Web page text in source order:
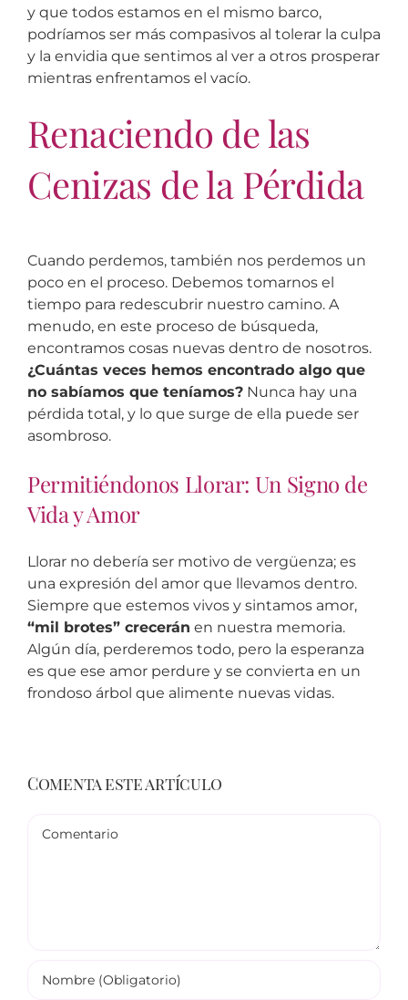
y que todos estamos en el mismo barco,
podríamos ser más compasivos al tolerar la culpa
y la envidia que sentimos al ver a otros prosperar
mientras enfrentamos el vacío.
Renaciendo de las
Cenizas de la Pérdida
Cuando perdemos, también nos perdemos un
poco en el proceso. Debemos tomarnos el
tiempo para redescubrir nuestro camino. A
menudo, en este proceso de búsqueda,
encontramos cosas nuevas dentro de nosotros.
¿Cuántas veces hemos encontrado algo que
no sabíamos que teníamos?Nunca hay una
pérdida total, y lo que surge de ella puede ser
asombroso.
Permitiéndonos Llorar: Un Signo de
Vida y Amor
Llorar no debería ser motivo de vergüenza; es
una expresión del amor que llevamos dentro.
Siempre que estemos vivos y sintamos amor,
“mil brotes” crecerán en nuestra memoria.
Algún día, perderemos todo, pero la esperanza
es que ese amor perdure y se convierta en un
frondoso árbol que alimente nuevas vidas.
Comenta este artículo